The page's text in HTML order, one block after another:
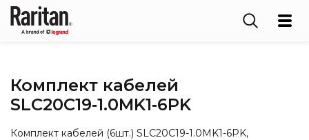
Комплект кабелей
SLC20C19‑1.0MK1‑6PK
Комплект кабелей (6шт.) SLC20C19-1.0MK1-6PK,